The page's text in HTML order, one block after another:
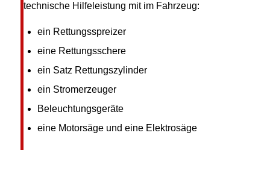
technische Hilfeleistung mit im Fahrzeug:
ein Rettungsspreizer
eine Rettungsschere
ein Satz Rettungszylinder
ein Stromerzeuger
Beleuchtungsgeräte
eine Motorsäge und eine Elektrosäge